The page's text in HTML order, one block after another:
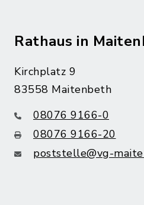
Rathaus in
Kirchplatz 9
83558 Maitenbeth
08076 9166-0
08076 9166-20
poststelle@vg-